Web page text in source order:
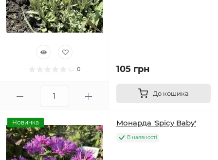
0 105 грн
До кошика
Новинка Монарда 'Spicy Baby'
В наявності